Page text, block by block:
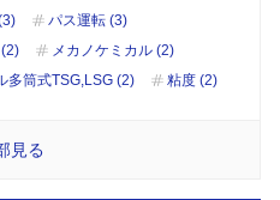
パス運転 (3)
メカノケミカル (2)
多筒式TSG,LSG (2) 粘度 (2)
見る